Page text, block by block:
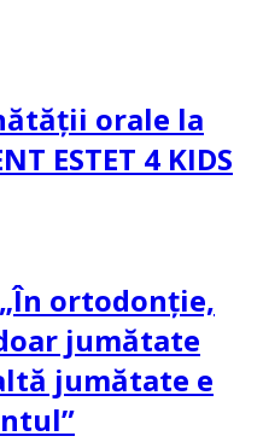
orale la
ESTET 4 KIDS
ortodonție,
jumătate
jumătate e